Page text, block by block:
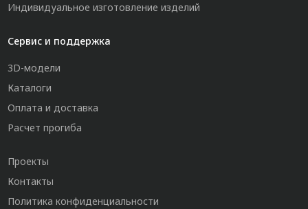
Индивидуальное изготовление изделий
Сервис и поддержка
3D-модели
Каталоги
Оплата и доставка
Расчет прогиба
Проекты
Контакты
Политика конфиденциальности